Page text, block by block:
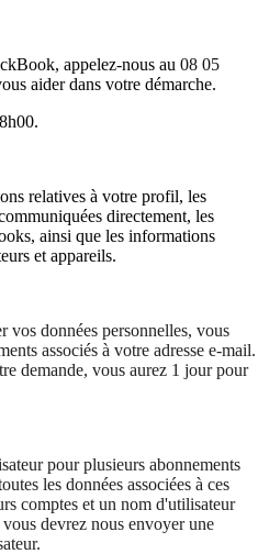
appelez-nous au 08 05
aider dans votre démarche.
relatives à votre profil, les
directement, les
ainsi que les informations
et appareils.
vos données personnelles, vous
associés à votre adresse e-mail.
demande, vous aurez 1 jour pour
pour plusieurs abonnements
les données associées à ces
comptes et un nom d'utilisateur
devrez nous envoyer une